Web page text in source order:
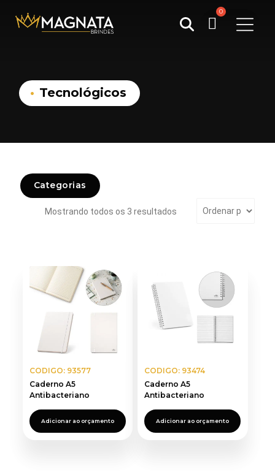
Pesquisar
Tecnológicos
Categorias
Mostrando todos os 3 resultados Classificado
CODIGO: 93577
Caderno A5
Antibacteriano
Adicionar ao orçamento
CODIGO: 93474
Caderno A5
Antibacteriano
Adicionar ao orçamento